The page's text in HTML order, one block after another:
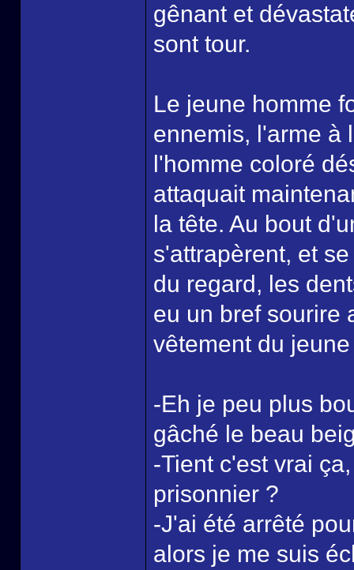
gênant et
sont tour.
Le jeune homme
ennemis, l'arme à
l'homme coloré
attaquait
la tête. Au bout
s'attrapèrent, et
du regard, les
eu un bref sourire
vêtement du
-Eh je peu plus
gâché le beau
-Tient c'est vrai
prisonnier ?
-J'ai été arrêté
alors je me suis